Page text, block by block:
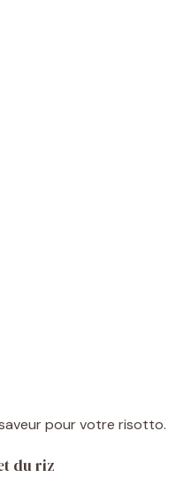
pour votre risotto.
du riz